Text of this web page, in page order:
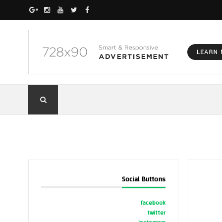
Social Buttons
facebook
twitter